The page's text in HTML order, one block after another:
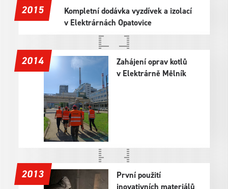
2015
Kompletní dodávka vyzdívek a izolací
v Elektrárnách Opatovice
2014
Zahájení oprav kotlů
v Elektrárně Mělník
2013
První použití